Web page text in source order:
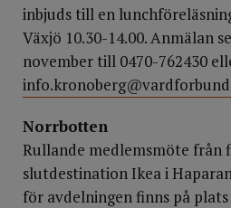
inbjuds till en
Växjö 10.30-14.00. Anmälan
november till 0470-762430
Norrbotten
Rullande medlemsmöte från
slutdestination Ikea i
för avdelningen finns på